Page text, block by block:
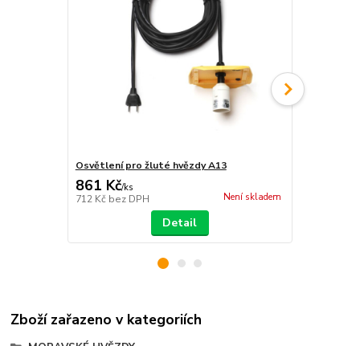
Osvětlení pro žluté hvězdy A13
861 Kč/ks
712 Kč bez DPH Není skladem
Detail
Zboží zařazeno v kategoriích